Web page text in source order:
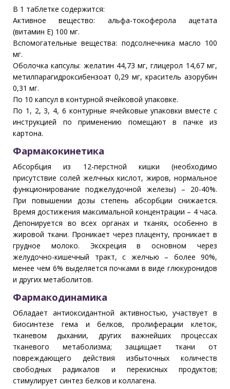
В 1 таблетке содержится:
Активное вещество: альфа-токоферола ацетата
(витамин Е) 100 мг.
Вспомогательные вещества: подсолнечника масло 100
мг.
Оболочка капсулы: желатин 44,73 мг, глицерол 14,67 мг,
метилпарагидроксибензоат 0,29 мг, краситель азорубин
0,31 мг.
По 10 капсул в контурной ячейковой упаковке.
По 1, 2, 3, 4, 6 контурные ячейковые упаковки вместе с
инструкцией по применению помещают в пачке из
картона.
Фармакокинетика
Абсорбция из 12-перстной кишки (необходимо
присутствие солей желчных кислот, жиров, нормальное
функционирование поджелудочной железы) – 20-40%.
При повышении дозы степень абсорбции снижается.
Время достижения максимальной концентрации – 4 часа.
Депонируется во всех органах и тканях, особенно в
жировой ткани. Проникает через плаценту, проникает в
грудное молоко. Экскреция в основном через
желудочно-кишечный тракт, с желчью – более 90%,
менее чем 6% выделяется почками в виде глюкуронидов
и других метаболитов.
Фармакодинамика
Обладает антиоксидантной активностью, участвует в
биосинтезе гема и белков, пролиферации клеток,
тканевом дыхании, других важнейших процессах
тканевого метаболизма; защищает ткани от
повреждающего действия избыточных количеств
свободных радикалов и перекисных продуктов;
стимулирует синтез белков и коллагена.